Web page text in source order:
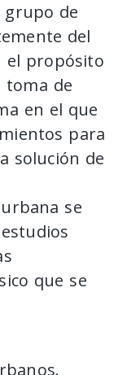
de
del
el propósito
toma de
en el que
para
solución de
se
que se